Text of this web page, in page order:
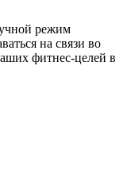
режим
на связи во
фитнес-целей в